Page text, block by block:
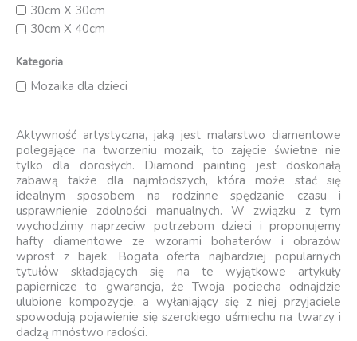
30cm X 30cm
30cm X 40cm
Kategoria
Mozaika dla dzieci
Aktywność artystyczna, jaką jest malarstwo diamentowe
polegające na tworzeniu mozaik, to zajęcie świetne nie
tylko dla dorosłych. Diamond painting jest doskonałą
zabawą także dla najmłodszych, która może stać się
idealnym sposobem na rodzinne spędzanie czasu i
usprawnienie zdolności manualnych. W związku z tym
wychodzimy naprzeciw potrzebom dzieci i proponujemy
hafty diamentowe ze wzorami bohaterów i obrazów
wprost z bajek. Bogata oferta najbardziej popularnych
tytułów składających się na te wyjątkowe artykuły
papiernicze to gwarancja, że Twoja pociecha odnajdzie
ulubione kompozycje, a wyłaniający się z niej przyjaciele
spowodują pojawienie się szerokiego uśmiechu na twarzy i
dadzą mnóstwo radości.